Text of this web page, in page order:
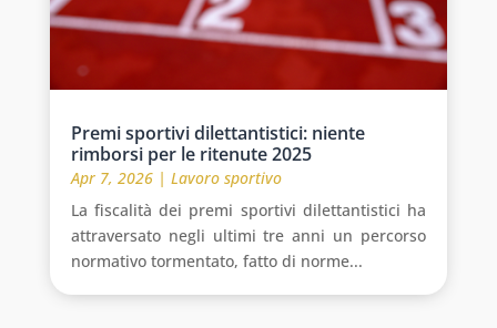
Premi sportivi dilettantistici: niente
rimborsi per le ritenute 2025
Apr 7, 2026| Lavoro sportivo
La fiscalità dei premi sportivi dilettantistici ha
attraversato negli ultimi tre anni un percorso
normativo tormentato, fatto di norme...